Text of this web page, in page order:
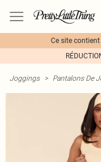
Ce site
Joggings > Pantalons De